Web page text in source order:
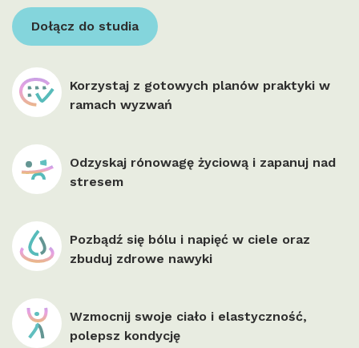
Dołącz do studia
Korzystaj z gotowych planów praktyki w
ramach wyzwań
Odzyskaj rónowagę życiową i zapanuj nad
stresem
Pozbądź się bólu i napięć w ciele oraz
zbuduj zdrowe nawyki
Wzmocnij swoje ciało i elastyczność,
polepsz kondycję